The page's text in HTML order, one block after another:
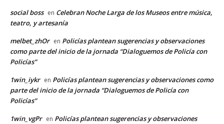
social boss en Celebran Noche Larga de los Museos entre música,
teatro, y artesanía
melbet_zhOr en Policías plantean sugerencias y observaciones
como parte del inicio de la jornada “Dialoguemos de Policía con
Policías”
1win_iykr en Policías plantean sugerencias y observaciones como
parte del inicio de la jornada “Dialoguemos de Policía con
Policías”
1win_vgPr en Policías plantean sugerencias y observaciones